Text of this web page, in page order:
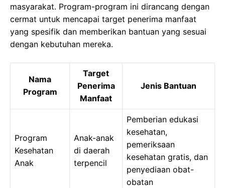
masyarakat. Program-program ini dirancang dengan
cermat untuk mencapai target penerima manfaat
yang spesifik dan memberikan bantuan yang sesuai
dengan kebutuhan mereka.
Nama
Program
Target
Penerima
Manfaat
Jenis Bantuan
Program
Kesehatan
Anak
Anak-anak
di daerah
terpencil
Pemberian edukasi
kesehatan,
pemeriksaan
kesehatan gratis, dan
penyediaan obat-
obatan